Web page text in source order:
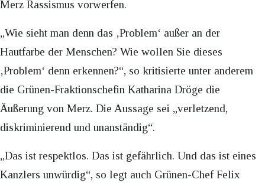
Merz Rassismus vorwerfen.
„Wie sieht man denn das ‚Problem‘ außer an der
Hautfarbe der Menschen? Wie wollen Sie dieses
‚Problem‘ denn erkennen?“, so kritisierte unter anderem
die Grünen-Fraktionschefin Katharina Dröge die
Äußerung von Merz. Die Aussage sei „verletzend,
diskriminierend und unanständig“.
„Das ist respektlos. Das ist gefährlich. Und das ist eines
Kanzlers unwürdig“, so legt auch Grünen-Chef Felix